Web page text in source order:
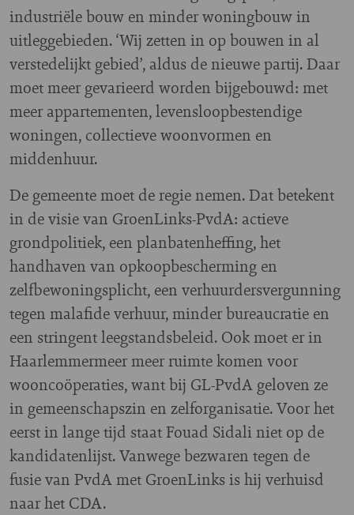
industriële bouw en minder woningbouw in
uitleggebieden. ‘Wij zetten in op bouwen in al
verstedelijkt gebied’, aldus de nieuwe partij. Daar
moet meer gevarieerd worden bijgebouwd: met
meer appartementen, levensloopbestendige
woningen, collectieve woonvormen en
middenhuur.
De gemeente moet de regie nemen. Dat betekent
in de visie van GroenLinks-PvdA: actieve
grondpolitiek, een planbatenheffing, het
handhaven van opkoopbescherming en
zelfbewoningsplicht, een verhuurdersvergunning
tegen malafide verhuur, minder bureaucratie en
een stringent leegstandsbeleid. Ook moet er in
Haarlemmermeer meer ruimte komen voor
wooncoöperaties, want bij GL-PvdA geloven ze
in gemeenschapszin en zelforganisatie. Voor het
eerst in lange tijd staat Fouad Sidali niet op de
kandidatenlijst. Vanwege bezwaren tegen de
fusie van PvdA met GroenLinks is hij verhuisd
naar het CDA.